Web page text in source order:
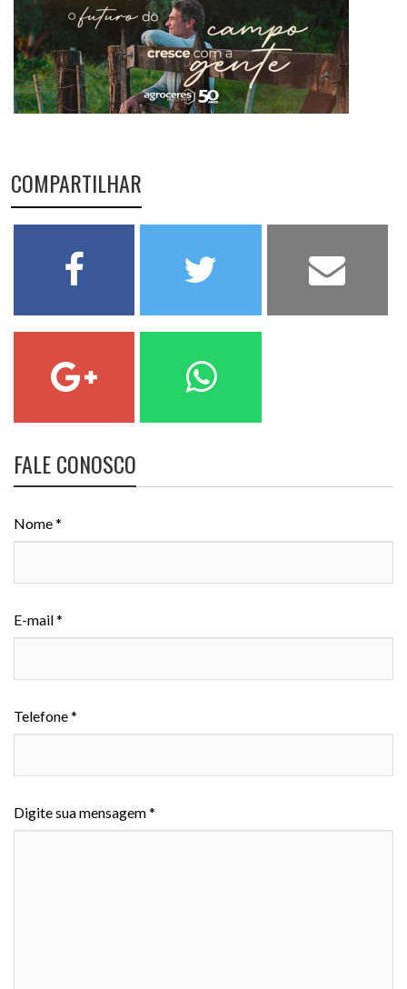
COMPARTILHAR
FALE CONOSCO
Nome *
E-mail *
Telefone *
Digite sua mensagem *